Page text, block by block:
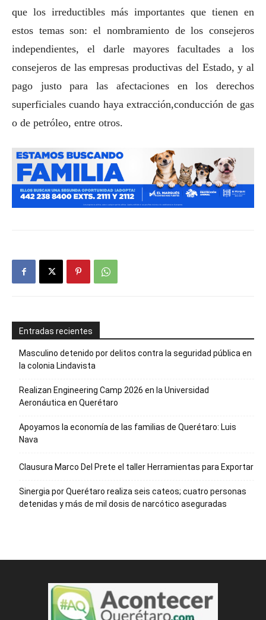
que los irreductibles más importantes que tienen en
estos temas son: el nombramiento de los consejeros
independientes, el darle mayores facultades a los
consejeros de las empresas productivas del Estado, y al
pago justo para las afectaciones en los derechos
superficiales cuando haya extracción,conducción de gas
o de petróleo, entre otros.
Entradas recientes
Masculino detenido por delitos contra la seguridad pública en
la colonia Lindavista
Realizan Engineering Camp 2026 en la Universidad
Aeronáutica en Querétaro
Apoyamos la economía de las familias de Querétaro: Luis
Nava
Clausura Marco Del Prete el taller Herramientas para Exportar
Sinergia por Querétaro realiza seis cateos; cuatro personas
detenidas y más de mil dosis de narcótico aseguradas